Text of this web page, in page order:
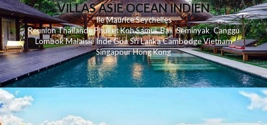
VILLAS ASIE OCEAN INDIEN
Ile MauriceSeychelles
ReunionThailandePhuketKohSamui Bali SeminyakCanggu
LombokMalaisieIndeGoaSri LankaCambodgeVietnam
SingapourHong Kong